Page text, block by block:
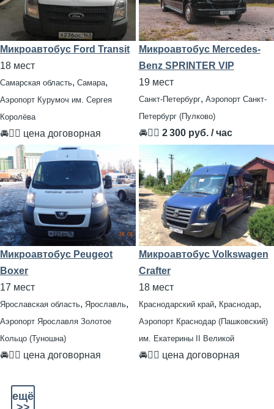
Микроавтобус Ford Transit
18 мест
Самарская область, Самара,
Аэропорт Курумоч им. Сергея
Королёва
🚘👨‍✈ цена договорная
Микроавтобус Mercedes-
Benz SPRINTER VIP
19 мест
Санкт-Петербург, Аэропорт Санкт-
Петербург (Пулково)
🚘👨‍✈ 2 300 руб. / час
Микроавтобус Peugeot
Boxer
17 мест
Ярославская область, Ярославль,
Аэропорт Ярославля Золотое
Кольцо (Туношна)
🚘👨‍✈ цена договорная
Микроавтобус Volkswagen
Crafter
18 мест
Краснодарский край, Краснодар,
Аэропорт Краснодар (Пашковский)
им. Екатерины II Великой
🚘👨‍✈ цена договорная
ещё